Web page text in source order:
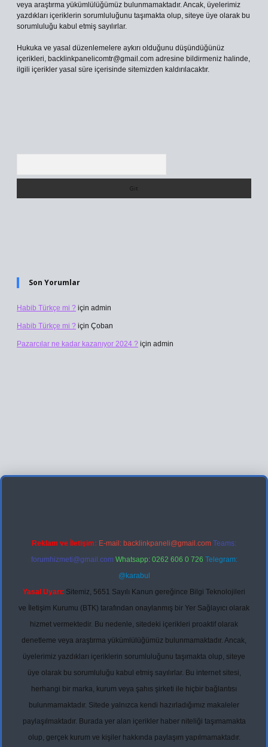
veya araştırma yükümlülüğümüz bulunmamaktadır. Ancak, üyelerimiz
yazdıkları içeriklerin sorumluluğunu taşımakta olup, siteye üye olarak bu
sorumluluğu kabul etmiş sayılırlar.
Hukuka ve yasal düzenlemelere aykırı olduğunu düşündüğünüz
içerikleri, backlinkpanelicomtr@gmail.com adresine bildirmeniz halinde,
ilgili içerikler yasal süre içerisinde sitemizden kaldırılacaktır.
Son Yorumlar
Habib Türkçe mi ? için admin
Habib Türkçe mi ? için Çoban
Pazarcılar ne kadar kazanıyor 2024 ? için admin
giriş
Reklam ve İletişim: E-mail: backlinkpaneli@gmail.com Teams:
forumhizmeti@gmail.com Whatsapp: 0262 606 0 726 Telegram:
@karabul
Yasal Uyarı: Sitemiz, 5651 Sayılı Kanun gereğince Bilgi Teknolojileri
ve İletişim Kurumu (BTK) tarafından onaylanmış bir Yer Sağlayıcı olarak
hizmet vermektedir. Bu nedenle, sitedeki içerikleri proaktif olarak
denetleme veya araştırma yükümlülüğümüz bulunmamaktadır. Ancak,
üyelerimiz yazdıkları içeriklerin sorumluluğunu taşımakta olup, siteye
üye olarak bu sorumluluğu kabul etmiş sayılırlar. Bu internet sitesi,
herhangi bir marka, kurum veya şahıs şirketi ile hiçbir bağlantısı
bulunmamaktadır. Sitede yalnızca kendi hazırladığımız makaleler
paylaşılmaktadır. Burada yer alan içerikler haber niteliği taşımamakta
olup, gerçek kurum ve kişiler hakkında paylaşım yapılmamaktadır.